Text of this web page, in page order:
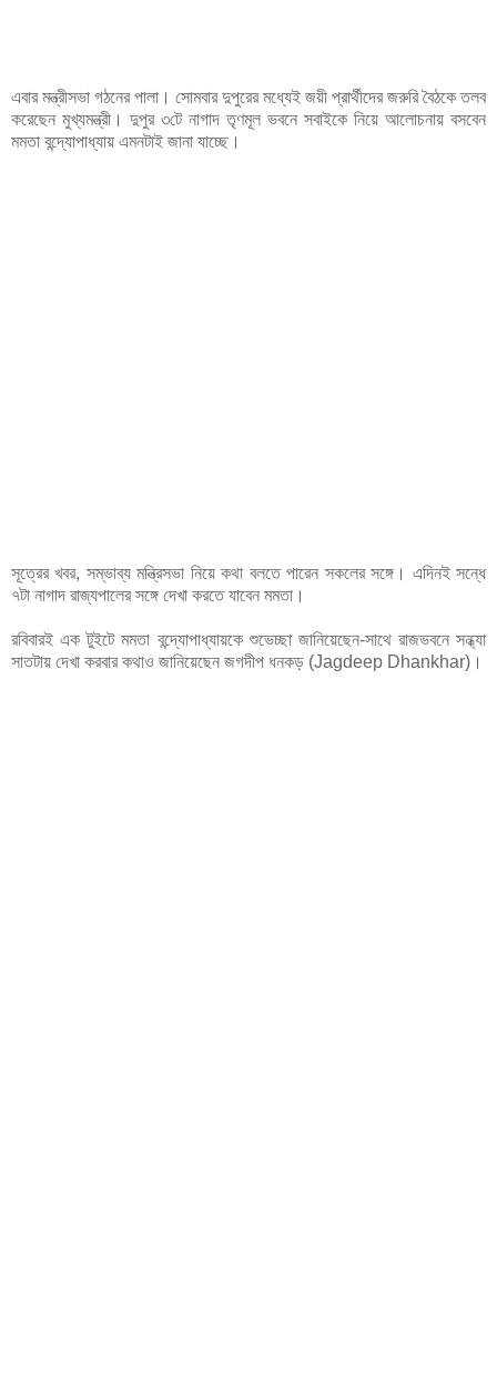
এবার মন্ত্রীসভা গঠনের পালা। সোমবার দুপুরের মধ্যেই জয়ী প্রার্থীদের জরুরি বৈঠকে তলব
করেছেন মুখ্যমন্ত্রী। দুপুর ৩টে নাগাদ তৃণমূল ভবনে সবাইকে নিয়ে আলোচনায় বসবেন
মমতা বন্দ্যোপাধ্যায় এমনটাই জানা যাচ্ছে।
সূত্রের খবর, সম্ভাব্য মন্ত্রিসভা নিয়ে কথা বলতে পারেন সকলের সঙ্গে। এদিনই সন্ধে
৭টা নাগাদ রাজ্যপালের সঙ্গে দেখা করতে যাবেন মমতা।
রবিবারই এক টুইটে মমতা বন্দ্যোপাধ্যায়কে শুভেচ্ছা জানিয়েছেন-সাথে রাজভবনে সন্ধ্যা
সাতটায় দেখা করবার কথাও জানিয়েছেন জগদীপ ধনকড় (Jagdeep Dhankhar)।